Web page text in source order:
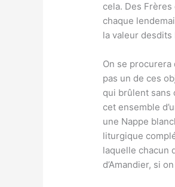
cela. Des
chaque
la valeur
On se procurera
pas un de ces
qui brûlent sans
cet ensemble
une Nappe
liturgique
laquelle chacun
d’Amandier, si